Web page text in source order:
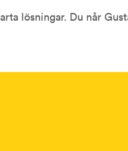
lösningar. Du når